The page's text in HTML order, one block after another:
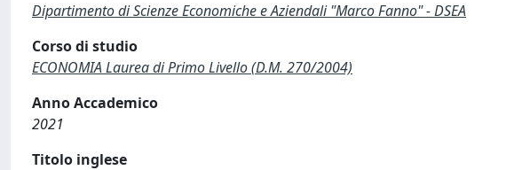
Dipartimento di Scienze Economiche e Aziendali "Marco Fanno" - DSEA
Corso di studio
ECONOMIA Laurea di Primo Livello (D.M. 270/2004)
Anno Accademico
2021
Titolo inglese